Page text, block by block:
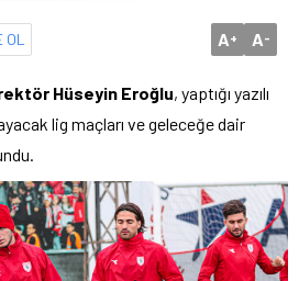
A+ A-
Hüseyin Eroğlu, yaptığı yazılı
lig maçları ve geleceğe dair